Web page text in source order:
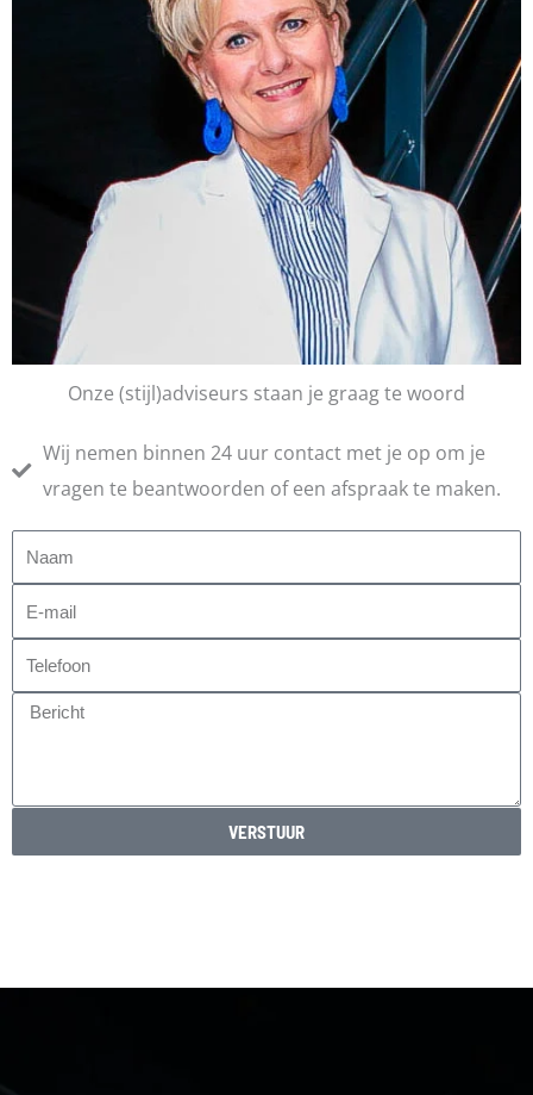
Onze (stijl)adviseurs staan je graag te woord
Wij nemen binnen 24 uur contact met je op om je
vragen te beantwoorden of een afspraak te maken.
Naam
mail
Telefoon
Bericht
VERSTUUR